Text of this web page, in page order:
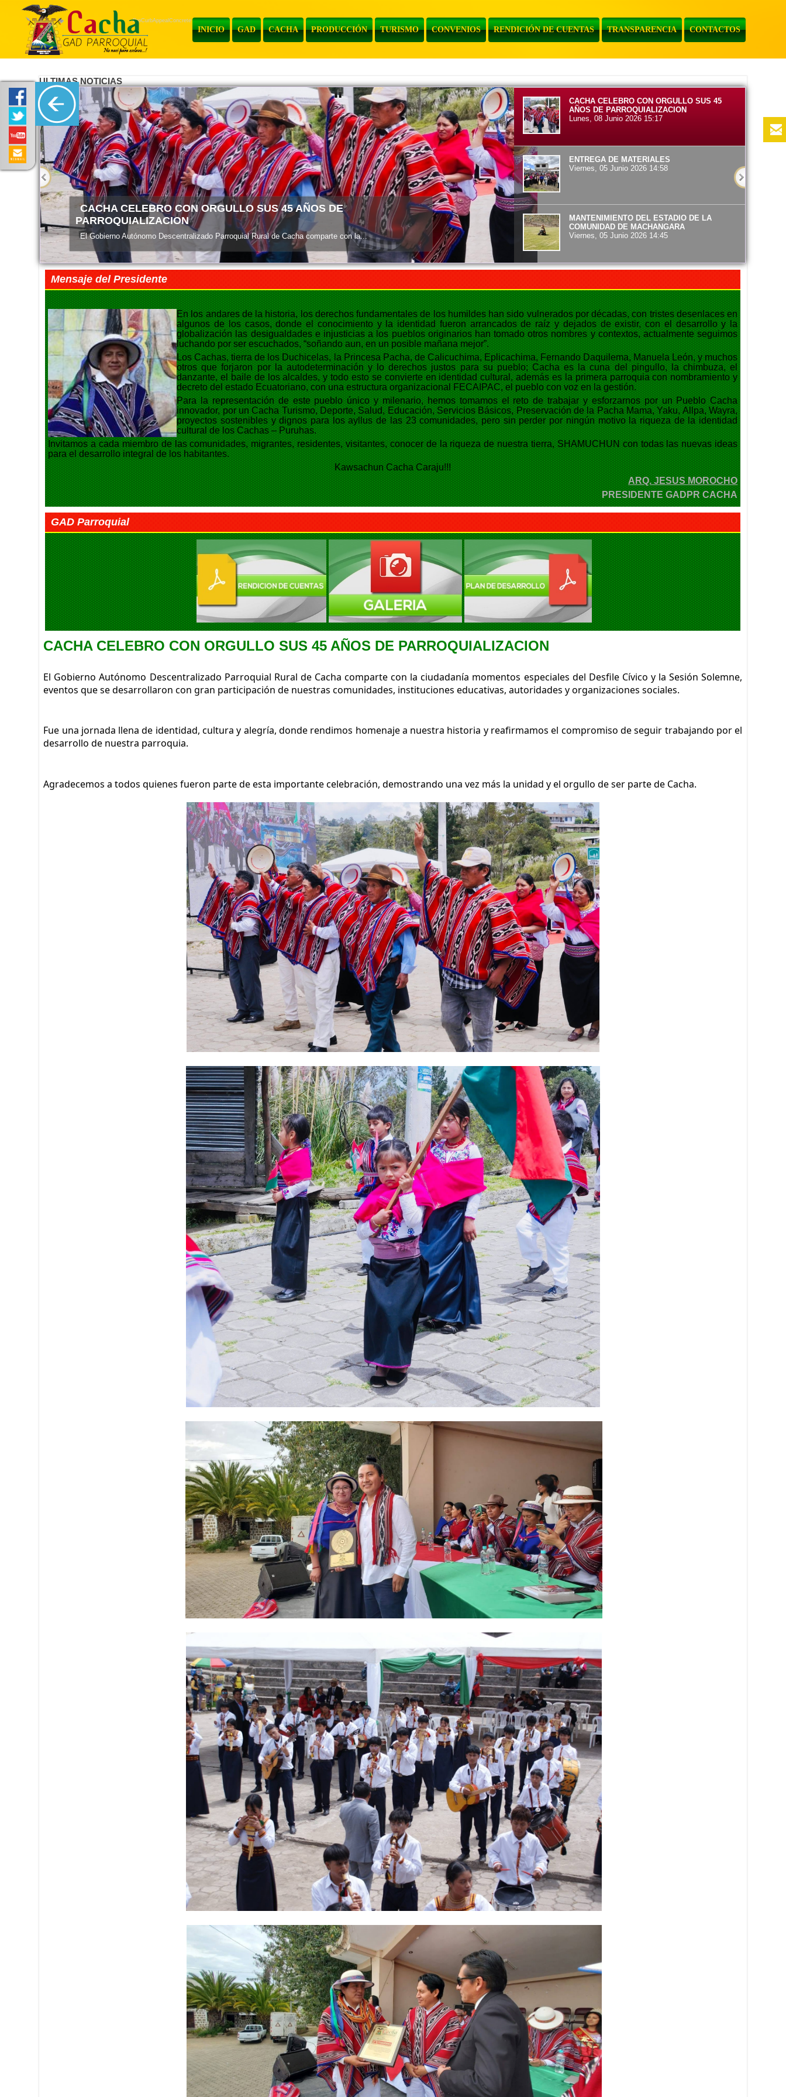
INICIO GAD CACHA PRODUCCIÓN TURISMO CONVENIOS RENDICIÓN DE CUENTAS TRANSPARENCIA CONTACTOS
ProCurbAppealConcrete
ULTIMAS NOTICIAS
ENTREGA DE MATERIALES
El Gobierno Autónomo Descentralizado Parroquial Rural de Cacha informa a la...
CACHA CELEBRO CON ORGULLO SUS 45
AÑOS DE PARROQUIALIZACION
Lunes, 08 Junio 2026 15:17
ENTREGA DE MATERIALES
Viernes, 05 Junio 2026 14:58
MANTENIMIENTO DEL ESTADIO DE LA
COMUNIDAD DE MACHANGARA
Viernes, 05 Junio 2026 14:45
EXITO EN LA INAUGURACION DEL
CAMPEONATO DE FUTBOL DIE ESTRELLAS
Viernes, 05 Septiembre 2025 20:08
ENTREGA DE KITS ALIMENTARIOS EN LA
COMUNIDAD DE GAUBUG
Viernes, 05 Septiembre 2025 20:04
BRIGADA MEDICA INTERDISCIPLINARIA EN LA
PARROQUIA CACHA
Viernes, 05 Septiembre 2025 20:00
Mensaje del Presidente
En los andares de la historia, los derechos fundamentales de los humildes han sido vulnerados por décadas, con tristes desenlaces en
algunos de los casos, donde el conocimiento y la identidad fueron arrancados de raíz y dejados de existir, con el desarrollo y la
globalización las desigualdades e injusticias a los pueblos originarios han tomado otros nombres y contextos, actualmente seguimos
luchando por ser escuchados, “soñando aun, en un posible mañana mejor”.
Los Cachas, tierra de los Duchicelas, la Princesa Pacha, de Calicuchima, Eplicachima, Fernando Daquilema, Manuela León, y muchos
otros que forjaron por la autodeterminación y lo derechos justos para su pueblo; Cacha es la cuna del pingullo, la chimbuza, el
danzante, el baile de los alcaldes, y todo esto se convierte en identidad cultural, además es la primera parroquia con nombramiento y
decreto del estado Ecuatoriano, con una estructura organizacional FECAIPAC, el pueblo con voz en la gestión.
Para la representación de este pueblo único y milenario, hemos tomamos el reto de trabajar y esforzarnos por un Pueblo Cacha
innovador, por un Cacha Turismo, Deporte, Salud, Educación, Servicios Básicos, Preservación de la Pacha Mama, Yaku, Allpa, Wayra,
proyectos sostenibles y dignos para los ayllus de las 23 comunidades, pero sin perder por ningún motivo la riqueza de la identidad
cultural de los Cachas – Puruhas.
Invitamos a cada miembro de las comunidades, migrantes, residentes, visitantes, conocer de la riqueza de nuestra tierra, SHAMUCHUN con todas las nuevas ideas
para el desarrollo integral de los habitantes.
Kawsachun Cacha Caraju!!!
ARQ. JESUS MOROCHO
PRESIDENTE GADPR CACHA
GAD Parroquial
CACHA CELEBRO CON ORGULLO SUS 45 AÑOS DE PARROQUIALIZACION
El Gobierno Autónomo Descentralizado Parroquial Rural de Cacha comparte con la ciudadanía momentos especiales del Desfile Cívico y la Sesión Solemne,
eventos que se desarrollaron con gran participación de nuestras comunidades, instituciones educativas, autoridades y organizaciones sociales.
Fue una jornada llena de identidad, cultura y alegría, donde rendimos homenaje a nuestra historia y reafirmamos el compromiso de seguir trabajando por el
desarrollo de nuestra parroquia.
Agradecemos a todos quienes fueron parte de esta importante celebración, demostrando una vez más la unidad y el orgullo de ser parte de Cacha.